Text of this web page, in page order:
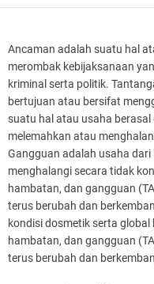
Ancaman adalah suatu hal
merombak kebijaksanaan
kriminal serta politik.
bertujuan atau bersifat
suatu hal atau usaha
melemahkan atau
Gangguan adalah usaha
menghalangi secara tidak
hambatan, dan gangguan
terus berubah dan
kondisi dosmetik serta
hambatan, dan gangguan
terus berubah dan